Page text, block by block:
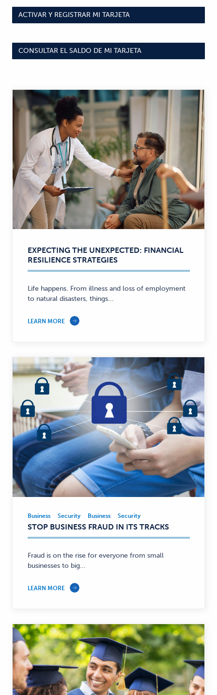
ACTIVAR Y REGISTRAR MI TARJETA
CONSULTAR EL SALDO DE MI TARJETA
EXPECTING THE UNEXPECTED: FINANCIAL
RESILIENCE STRATEGIES
Life happens. From illness and loss of employment
to natural disasters, things...
LEARN MORE
Business,
Security
—
Business Security Business Security
STOP BUSINESS FRAUD IN ITS TRACKS
Fraud is on the rise for everyone from small
businesses to big...
LEARN MORE